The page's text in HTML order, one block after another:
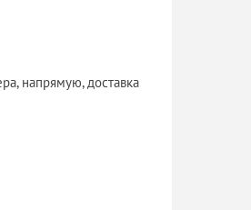
напрямую, доставка